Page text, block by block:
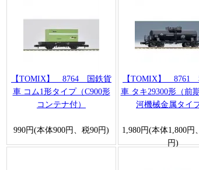
【TOMIX】 8764 国鉄貨
車 コム1形タイプ（C900形
コンテナ付）
990円(本体900円、税90円)
【TOMIX】 8761
車 タキ29300形（前
河機械金属タイプ
1,980円(本体1,800円
円)